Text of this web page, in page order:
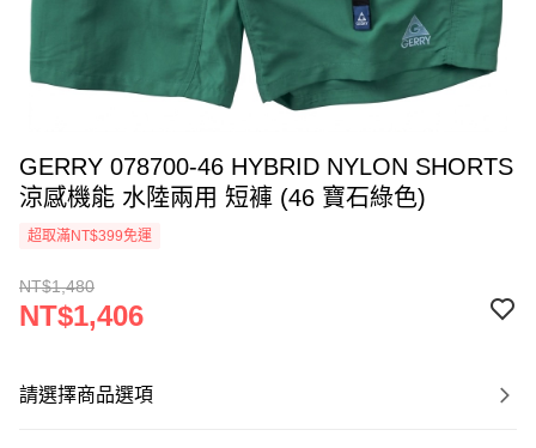
GERRY 078700-46 HYBRID NYLON SHORTS
涼感機能 水陸兩用 短褲 (46 寶石綠色)
超取滿NT$399免運
NT$1,480
NT$1,406
請選擇商品選項